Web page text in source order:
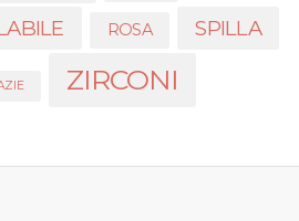
ROSA SPILLA
ZIRCONI